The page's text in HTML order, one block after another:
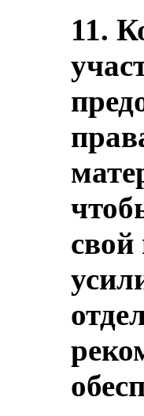
11.
свой